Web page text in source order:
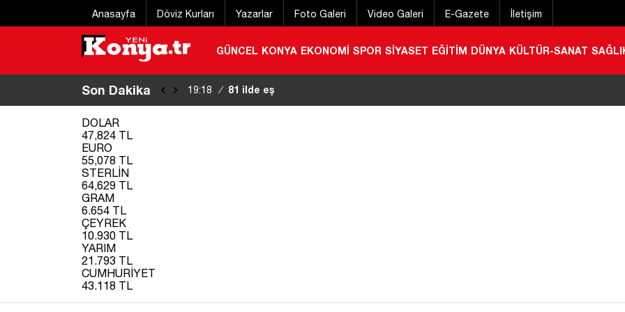
Anasayfa Döviz Kurları Yazarlar Foto Galeri Video Galeri E-Gazete İletişim
GÜNCEL KONYA EKONOMİ SPOR SİYASET EĞİTİM DÜNYA KÜLTÜR-SANAT
Son Dakika 19:18 / 81 ilde eş zamanlı aile kampı: 10 bin aile doğayla buluştu
DOLAR
47,824 TL
EURO
55,078 TL
STERLİN
64,629 TL
GRAM
6.654 TL
ÇEYREK
10.930 TL
YARIM
21.793 TL
CUMHURİYET
43.118 TL